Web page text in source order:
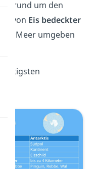
rund um den
von Eis bedeckter
von Meer umgeben